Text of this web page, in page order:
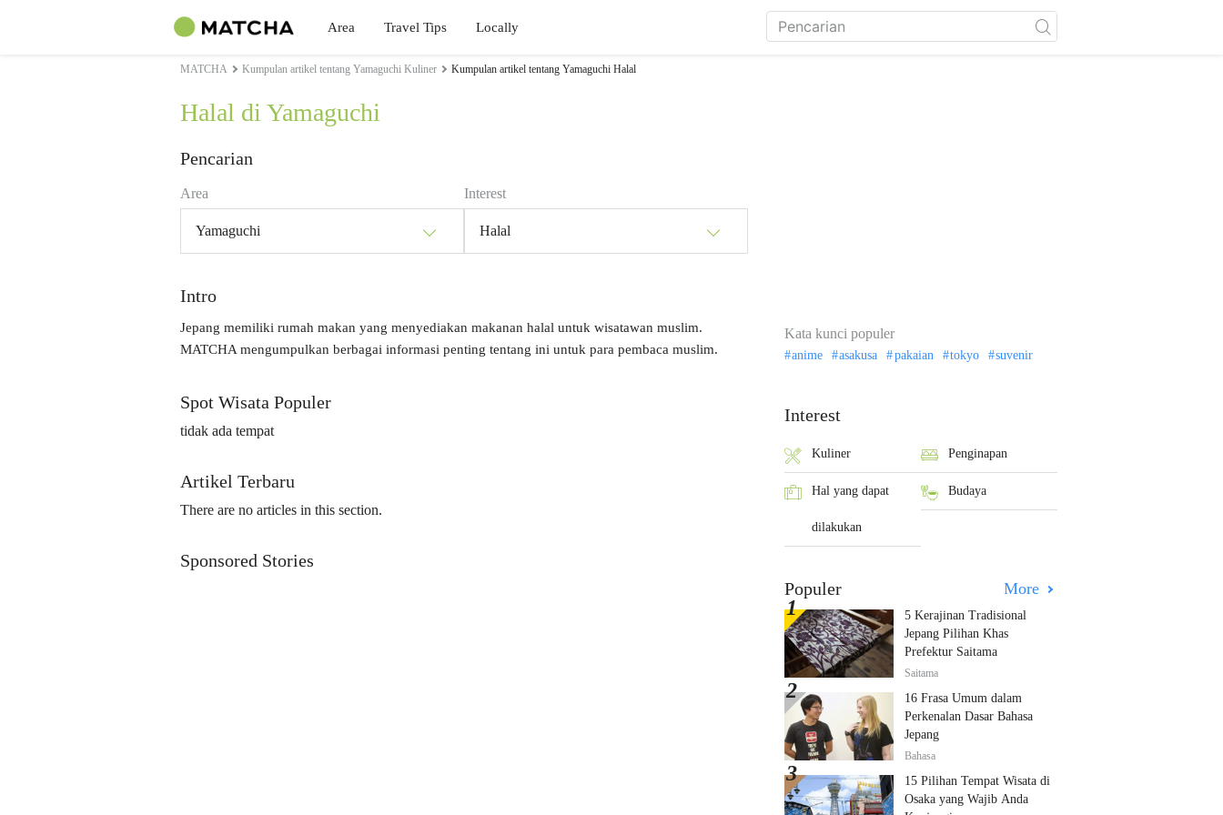
Area Travel Tips Locally
MATCHA Kumpulan artikel tentang Yamaguchi Kuliner Kumpulan artikel tentang Yamaguchi Halal
Halal di Yamaguchi
Pencarian
Area
Yamaguchi
Interest
Halal
Intro
Jepang memiliki rumah makan yang menyediakan makanan halal untuk wisatawan muslim.
MATCHA mengumpulkan berbagai informasi penting tentang ini untuk para pembaca muslim.
Spot Wisata Populer
tidak ada tempat
Artikel Terbaru
There are no articles in this section.
Sponsored Stories
Kata kunci populer
anime asakusa pakaian tokyo suvenir
Interest
Kuliner Penginapan
Hal yang dapat
dilakukan
Budaya
Populer More
5 Kerajinan Tradisional
Jepang Pilihan Khas
Prefektur Saitama
Saitama
16 Frasa Umum dalam
Perkenalan Dasar Bahasa
Jepang
Bahasa
15 Pilihan Tempat Wisata di
Osaka yang Wajib Anda